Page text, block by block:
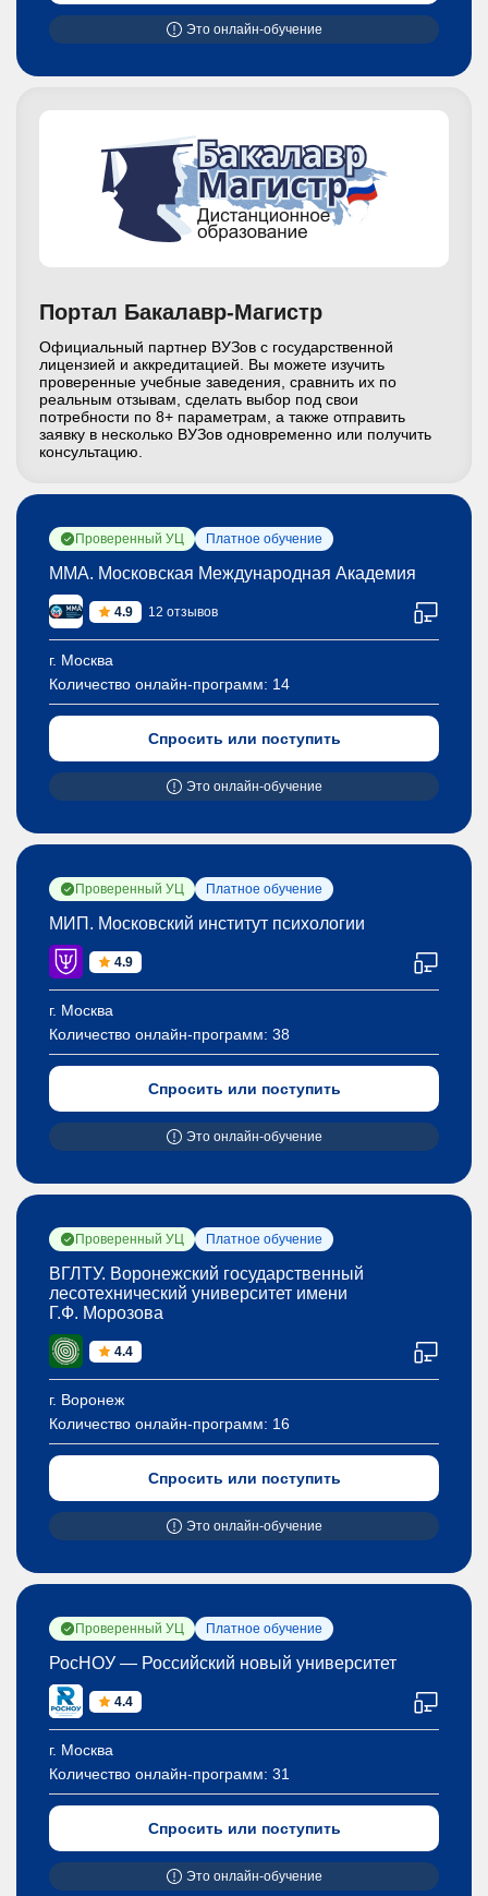
Это онлайн-обучение
Портал Бакалавр-Магистр
Официальный партнер ВУЗов с государственной
лицензией и аккредитацией. Вы можете изучить
проверенные учебные заведения, сравнить их по
реальным отзывам, сделать выбор под свои
потребности по 8+ параметрам, а также отправить
заявку в несколько ВУЗов одновременно или получить
консультацию.
Проверенный УЦ Платное обучение
ММА. Московская Международная Академия
4.9 12 отзывов
г. Москва
Количество онлайн-программ: 14
Спросить или поступить
Это онлайн-обучение
Проверенный УЦ Платное обучение
МИП. Московский институт психологии
4.9
г. Москва
Количество онлайн-программ: 38
Спросить или поступить
Это онлайн-обучение
Проверенный УЦ Платное обучение
ВГЛТУ. Воронежский государственный
лесотехнический университет имени
Г.Ф. Морозова
4.4
г. Воронеж
Количество онлайн-программ: 16
Спросить или поступить
Это онлайн-обучение
Проверенный УЦ Платное обучение
РосНОУ — Российский новый университет
4.4
г. Москва
Количество онлайн-программ: 31
Спросить или поступить
Это онлайн-обучение